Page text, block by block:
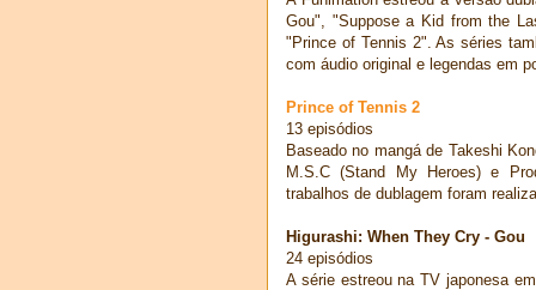
Gou", "Suppose a Kid from the
"Prince of Tennis 2". As séries
com áudio original e legendas em
Prince of Tennis 2
13 episódios
Baseado no mangá de Takeshi
M.S.C (Stand My Heroes) e
trabalhos de dublagem foram
Higurashi: When They Cry - Gou
24 episódios
A série estreou na TV japonesa